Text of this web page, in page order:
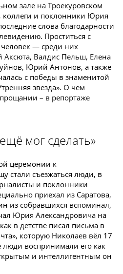
зале на Троекуровском
коллеги и поклонники Юрия
слова благодарности
Проститься с
— среди них
Аксюта, Валдис Пельш, Елена
Юрий Антонов, а также
с победы в знаменитой
звезда». О чем
– в репортаже
мог сделать»
церемонии к
стали съезжаться люди, в
и поклонники
приехал из Саратова,
из собравшихся вспоминал,
Юрия Александровича на
в детстве писал письма в
которую Николаев вёл 17
воспринимали его как
и интеллигентным он